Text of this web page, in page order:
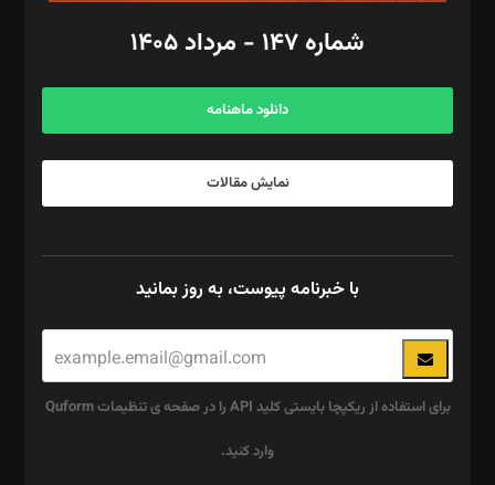
آگهی و مشترکین: ۰۹۱۹۹۹۹۰۴۵۴
شماره ۱۴۷ - مرداد ۱۴۰۵
دانلود ماهنامه
نمایش مقالات
با خبرنامه پیوست، به روز بمانید
برای استفاده از ریکپچا بایستی کلید API را در صفحه ی تنظیمات Quform
وارد کنید.